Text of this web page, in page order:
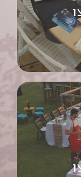
בשבילנו זה
בחייכם!